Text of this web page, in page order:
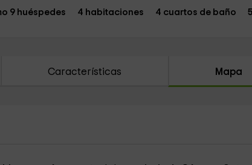
9 huéspedes 4 habitaciones 4 cuartos de baño
Características Mapa